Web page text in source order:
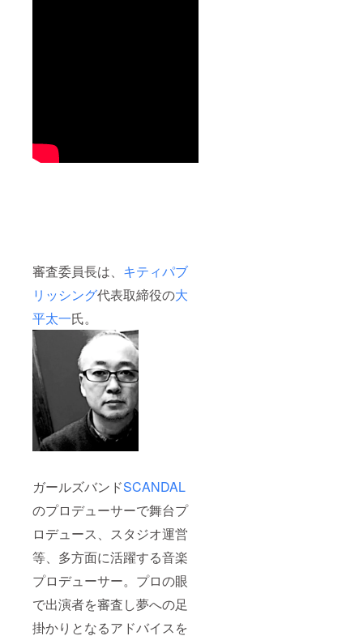
審査委員長は、 キティパブ
リッシング代表取締役の大
平太一氏。
ガールズバンドSCANDAL
のプロデューサーで舞台プ
ロデュース、スタジオ運営
等、多方面に活躍する音楽
プロデューサー。プロの眼
で出演者を審査し夢への足
掛かりとなるアドバイスを